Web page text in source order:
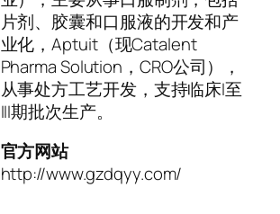
片剂、胶囊和口服液的开发和产
业化，Aptuit（现Catalent
Pharma Solution，CRO公司），
从事处方工艺开发，支持临床I至
III期批次生产。
官方网站
http://www.gzdqyy.com/